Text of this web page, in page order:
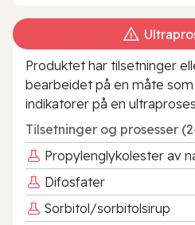
Produktet har tilsetninger
bearbeidet på en måte
indikatorer på en
Tilsetninger og prosesser
Propylenglykolester av
Difosfater
Sorbitol/sorbitolsirup